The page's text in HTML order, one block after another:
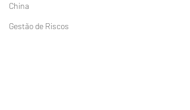
China
Gestão de Riscos
https://lnkd.in/dm-R9qH